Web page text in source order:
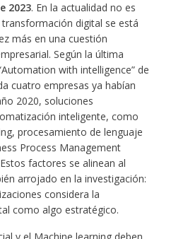
2023. En la actualidad no es
digital se está
más en una cuestión
Según la última
with intelligence” de
cuatro empresas ya habían
2020, soluciones
inteligente, como
procesamiento de lenguaje
Process Management
factores se alinean al
arrojado en la investigación:
considera la
como algo estratégico.